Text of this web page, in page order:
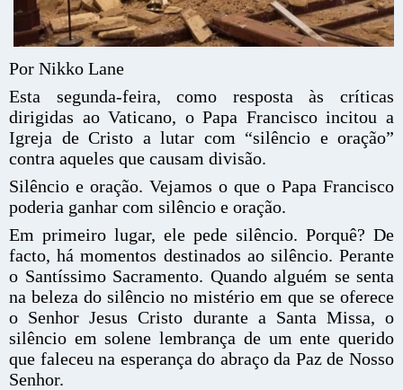
Por Nikko Lane
Esta segunda-feira, como resposta às críticas
dirigidas ao Vaticano, o Papa Francisco incitou a
Igreja de Cristo a lutar com “silêncio e oração”
contra aqueles que causam divisão.
Silêncio e oração. Vejamos o que o Papa Francisco
poderia ganhar com silêncio e oração.
Em primeiro lugar, ele pede silêncio. Porquê? De
facto, há momentos destinados ao silêncio. Perante
o Santíssimo Sacramento. Quando alguém se senta
na beleza do silêncio no mistério em que se oferece
o Senhor Jesus Cristo durante a Santa Missa, o
silêncio em solene lembrança de um ente querido
que faleceu na esperança do abraço da Paz de Nosso
Senhor.